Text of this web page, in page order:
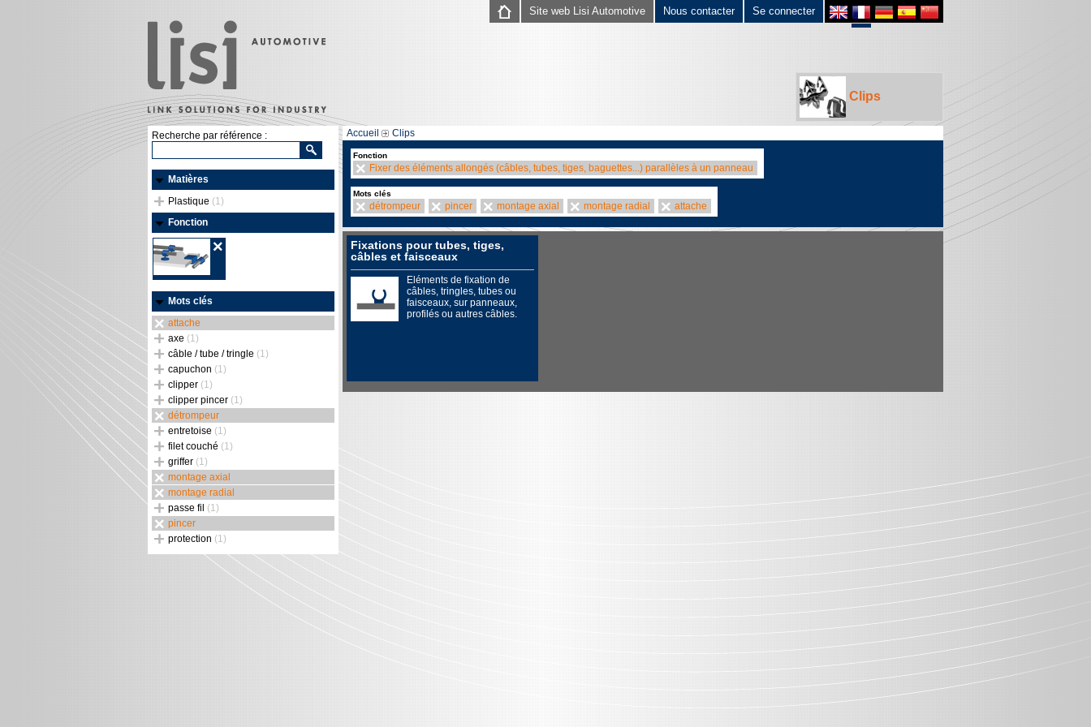
Se connecter
Nous contacter
Site web Lisi Automotive
Clips
Recherche par référence :
Matières
Plastique (1)
Fonction
Mots clés
attache
axe (1)
câble / tube / tringle (1)
capuchon (1)
clipper (1)
clipper pincer (1)
détrompeur
entretoise (1)
filet couché (1)
griffer (1)
montage axial
montage radial
passe fil (1)
pincer
protection (1)
Accueil Clips
Fonction
Fixer des éléments allongés (câbles, tubes, tiges, baguettes...) parallèles à un panneau
Mots clés
détrompeur pincer montage axial montage radial attache
Fixations pour tubes, tiges,
câbles et faisceaux
Eléments de fixation de
câbles, tringles, tubes ou
faisceaux, sur panneaux,
profilés ou autres câbles.